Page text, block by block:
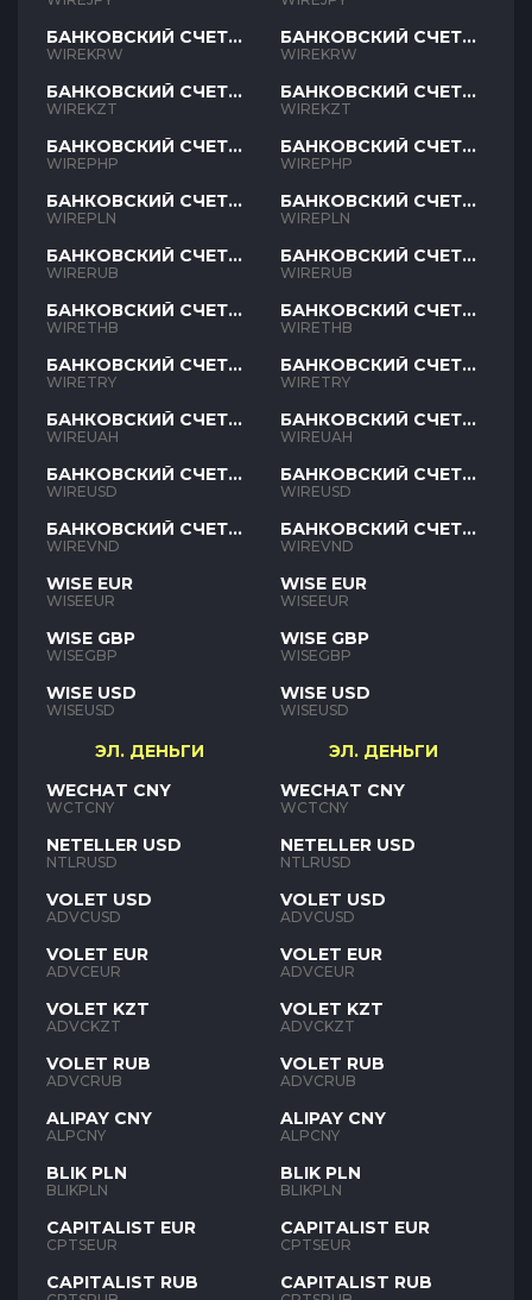
БАНКОВСКИЙ СЧЕТ
KRW
WIREKRW
БАНКОВСКИЙ СЧЕТ
KZT
WIREKZT
БАНКОВСКИЙ СЧЕТ
PHP
WIREPHP
БАНКОВСКИЙ СЧЕТ
PLN
WIREPLN
БАНКОВСКИЙ СЧЕТ
RUB
WIRERUB
БАНКОВСКИЙ СЧЕТ
THB
WIRETHB
БАНКОВСКИЙ СЧЕТ
TRY
WIRETRY
БАНКОВСКИЙ СЧЕТ
UAH
WIREUAH
БАНКОВСКИЙ СЧЕТ
USD
WIREUSD
БАНКОВСКИЙ СЧЕТ
VND
WIREVND
WISE EUR
WISEEUR
WISE GBP
WISEGBP
WISE USD
WISEUSD
ЭЛ. ДЕНЬГИ
WECHAT CNY
WCTCNY
NETELLER USD
NTLRUSD
VOLET USD
ADVCUSD
VOLET EUR
ADVCEUR
VOLET KZT
ADVCKZT
VOLET RUB
ADVCRUB
ALIPAY CNY
ALPCNY
BLIK PLN
BLIKPLN
CAPITALIST EUR
CPTSEUR
CAPITALIST RUB
БАНКОВСКИЙ СЧЕТ
KRW
WIREKRW
БАНКОВСКИЙ СЧЕТ
KZT
WIREKZT
БАНКОВСКИЙ СЧЕТ
PHP
WIREPHP
БАНКОВСКИЙ СЧЕТ
PLN
WIREPLN
БАНКОВСКИЙ СЧЕТ
RUB
WIRERUB
БАНКОВСКИЙ СЧЕТ
THB
WIRETHB
БАНКОВСКИЙ СЧЕТ
TRY
WIRETRY
БАНКОВСКИЙ СЧЕТ
UAH
WIREUAH
БАНКОВСКИЙ СЧЕТ
USD
WIREUSD
БАНКОВСКИЙ СЧЕТ
VND
WIREVND
WISE EUR
WISEEUR
WISE GBP
WISEGBP
WISE USD
WISEUSD
ЭЛ. ДЕНЬГИ
WECHAT CNY
WCTCNY
NETELLER USD
NTLRUSD
VOLET USD
ADVCUSD
VOLET EUR
ADVCEUR
VOLET KZT
ADVCKZT
VOLET RUB
ADVCRUB
ALIPAY CNY
ALPCNY
BLIK PLN
BLIKPLN
CAPITALIST EUR
CPTSEUR
CAPITALIST RUB